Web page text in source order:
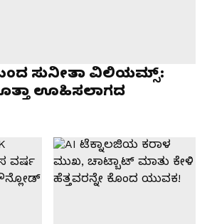
ಸುನೀತಾ ವಿಲಿಯಮ್ಸ್:
ಊಹಿಸಲಾಗದ